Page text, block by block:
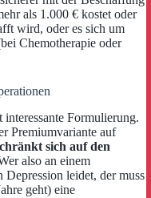
als 1.000 € kostet oder
wird, oder es sich um
Chemotherapie oder
Formulierung.
Premiumvariante auf
sich auf den
also an einem
leidet, der muss
geht) eine